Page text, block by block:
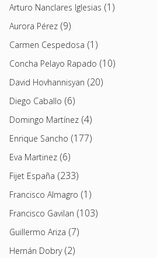
Arturo Nanclares Iglesias (1)
Aurora Pérez (9)
Carmen Cespedosa (1)
Concha Pelayo Rapado (10)
David Hovhannisyan (20)
Diego Caballo (6)
Domingo Martínez (4)
Enrique Sancho (177)
Eva Martinez (6)
Fijet España (233)
Francisco Almagro (1)
Francisco Gavilan (103)
Guillermo Ariza (7)
Hernán Dobry(2)